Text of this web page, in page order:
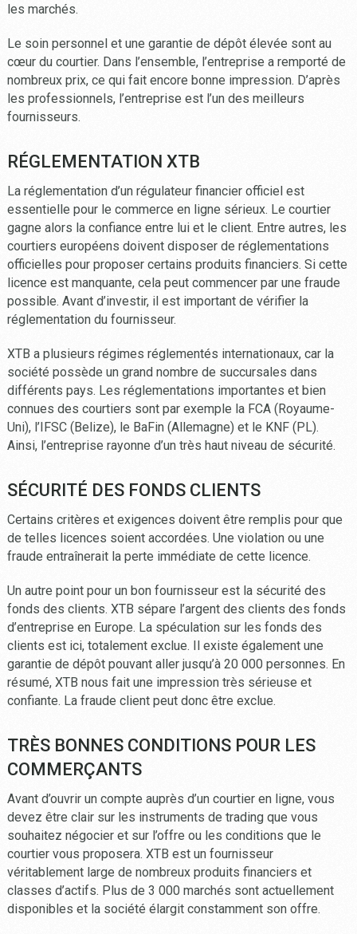
les marchés.
Le soin personnel et une garantie de dépôt élevée sont au
cœur du courtier. Dans l’ensemble, l’entreprise a remporté de
nombreux prix, ce qui fait encore bonne impression. D’après
les professionnels, l’entreprise est l’un des meilleurs
fournisseurs.
RÉGLEMENTATION XTB
La réglementation d’un régulateur financier officiel est
essentielle pour le commerce en ligne sérieux. Le courtier
gagne alors la confiance entre lui et le client. Entre autres, les
courtiers européens doivent disposer de réglementations
officielles pour proposer certains produits financiers. Si cette
licence est manquante, cela peut commencer par une fraude
possible. Avant d’investir, il est important de vérifier la
réglementation du fournisseur.
XTB a plusieurs régimes réglementés internationaux, car la
société possède un grand nombre de succursales dans
différents pays. Les réglementations importantes et bien
connues des courtiers sont par exemple la FCA (Royaume-
Uni), l’IFSC (Belize), le BaFin (Allemagne) et le KNF (PL).
Ainsi, l’entreprise rayonne d’un très haut niveau de sécurité.
SÉCURITÉ DES FONDS CLIENTS
Certains critères et exigences doivent être remplis pour que
de telles licences soient accordées. Une violation ou une
fraude entraînerait la perte immédiate de cette licence.
Un autre point pour un bon fournisseur est la sécurité des
fonds des clients. XTB sépare l’argent des clients des fonds
d’entreprise en Europe. La spéculation sur les fonds des
clients est ici, totalement exclue. Il existe également une
garantie de dépôt pouvant aller jusqu’à 20 000 personnes. En
résumé, XTB nous fait une impression très sérieuse et
confiante. La fraude client peut donc être exclue.
TRÈS BONNES CONDITIONS POUR LES
COMMERÇANTS
Avant d’ouvrir un compte auprès d’un courtier en ligne, vous
devez être clair sur les instruments de trading que vous
souhaitez négocier et sur l’offre ou les conditions que le
courtier vous proposera. XTB est un fournisseur
véritablement large de nombreux produits financiers et
classes d’actifs. Plus de 3 000 marchés sont actuellement
disponibles et la société élargit constamment son offre.